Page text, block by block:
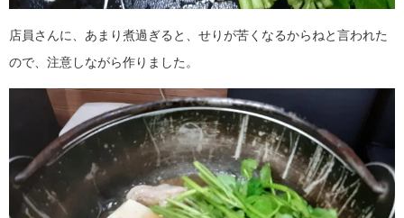
店員さんに、あまり煮過ぎると、せりが苦くなるからねと言われた
ので、注意しながら作りました。